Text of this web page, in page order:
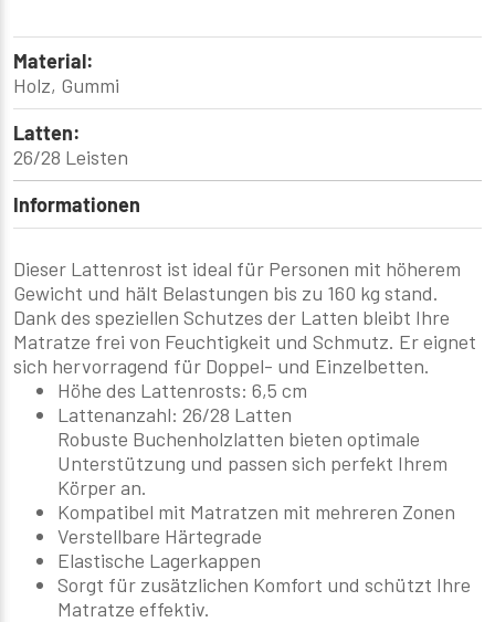
Material:
Holz, Gummi
Latten:
26/28 Leisten
Informationen
Dieser Lattenrost ist ideal für Personen mit höherem
Gewicht und hält Belastungen bis zu 160 kg stand.
Dank des speziellen Schutzes der Latten bleibt Ihre
Matratze frei von Feuchtigkeit und Schmutz. Er eignet
sich hervorragend für Doppel- und Einzelbetten.
Höhe des Lattenrosts: 6,5 cm
Lattenanzahl: 26/28 Latten
Robuste Buchenholzlatten bieten optimale
Unterstützung und passen sich perfekt Ihrem
Körper an.
Kompatibel mit Matratzen mit mehreren Zonen
Verstellbare Härtegrade
Elastische Lagerkappen
Sorgt für zusätzlichen Komfort und schützt Ihre
Matratze effektiv.